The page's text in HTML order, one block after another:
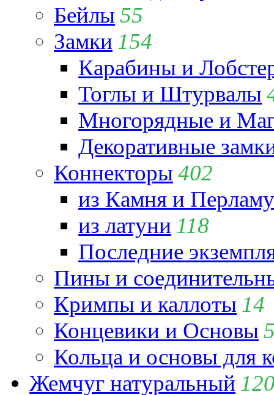
Бейлы 55
Замки 154
Карабины и
Тоглы и Штурвалы
Многорядные и
Декоративные
Коннекторы 402
из Камня и
из латуни 118
Последние
Пины и
Кримпы и каллоты 14
Концевики и Основы
Кольца и основы для
Жемчуг натуральный